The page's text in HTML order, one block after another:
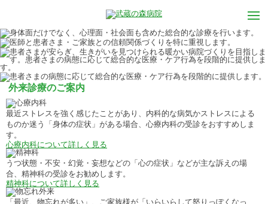
外来診療のご案内
最近ストレスを強く感じたことがあり、内科的な病気かストレスによる
ものか迷う「身体の症状」がある場合、心療内科の受診をおすすめしま
す。
心療内科について詳しく見る
うつ状態・不安・幻覚・妄想などの「心の症状」などが主な訴えの場
合、精神科の受診をお勧めします。
精神科について詳しく見る
「最近、物忘れが多い」、ご家族様が「いらいらして怒りっぽくなっ